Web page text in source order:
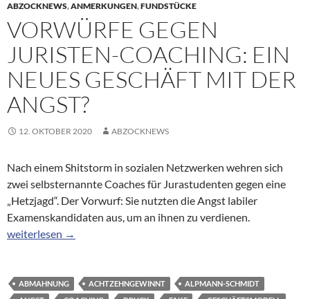
ABZOCKNEWS,ANMERKUNGEN,FUNDSTÜCKE
VORWÜRFE GEGEN
JURISTEN-COACHING: EIN
NEUES GESCHÄFT MIT DER
ANGST?
12. OKTOBER 2020 ABZOCKNEWS
Nach einem Shitstorm in sozialen Netzwerken wehren sich
zwei selbsternannte Coaches für Jurastudenten gegen eine
„Hetzjagd“. Der Vorwurf: Sie nutzten die Angst labiler
Examenskandidaten aus, um an ihnen zu verdienen.
Vorwürfe gegen Juristen-Coaching: Ein neues Geschäft mit der
weiterlesen →
ABMAHNUNG ACHTZEHNGEWINNT
ALPMANN-SCHMIDT